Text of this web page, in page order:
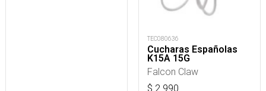
TEC080636
Cucharas Españolas
K15A 15G
Falcon Claw
$ 2.990